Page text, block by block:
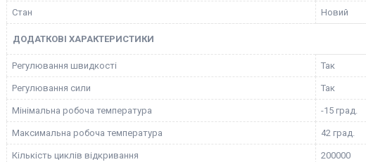
Стан Новий
ДОДАТКОВІ ХАРАКТЕРИСТИКИ
Регулювання швидкості Так
Регулювання сили Так
Мінімальна робоча температура -15 град.
Максимальна робоча температура 42 град.
Кількість циклів відкривання 200000